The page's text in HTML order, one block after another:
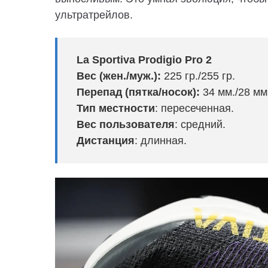
ультратрейлов.
La Sportiva Prodigio Pro 2
Вес (жен./муж.): 225 гр./255 гр.
Перепад (пятка/носок): 34 мм./28
Тип местности: пересеченная.
Вес пользователя: средний.
Дистанция: длинная.